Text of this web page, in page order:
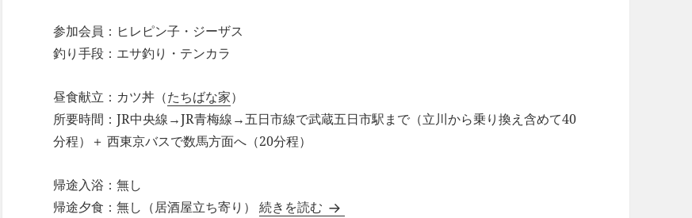
参加会員：ヒレピン子・ジーザス
釣り手段：エサ釣り・テンカラ
昼食献立：カツ丼（たちばな家）
所要時間：JR中央線→JR青梅線→五日市線で武蔵五日市駅まで（立川から乗り換え含めて40
分程）＋ 西東京バスで数馬方面へ（20分程）
帰途入浴：無し
帰途夕食：無し（居酒屋立ち寄り） 続きを読む 【釣行データ】2013年06月22日(土)：南秋川